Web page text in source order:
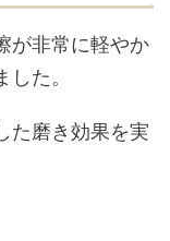
が非常に軽やか
た。
た磨き効果を実